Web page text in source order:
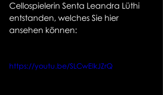
Cellospielerin Senta Leandra Lüthi
entstanden, welches Sie hier
ansehen können:
https://youtu.be/SLCwElkJZrQ